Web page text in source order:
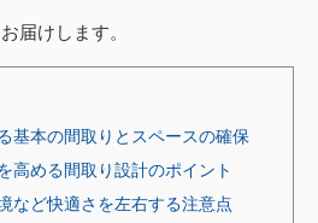
届けします。
基本の間取りとスペースの確保
高める間取り設計のポイント
など快適さを左右する注意点